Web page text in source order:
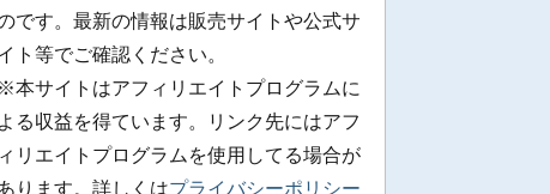
です。最新の情報は販売サイトや公式サ
ト等でご確認ください。
※本サイトはアフィリエイトプログラムに
よる収益を得ています。リンク先にはアフ
ィリエイトプログラムを使用してる場合が
ります。詳しくはプライバシーポリシー